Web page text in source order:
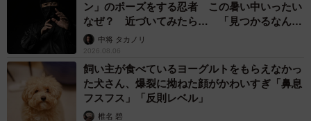
ン」のポーズをする忍者 この暑い中いったい
なぜ？ 近づいてみたら… 「見つかるなんて
未熟」中将 タカノリ
2026.08.06
飼い主が食べているヨーグルトをもらえなかっ
た犬さん、爆裂に拗ねた顔がかわいすぎ「鼻息
フスフス」「反則レベル」
椎名 碧